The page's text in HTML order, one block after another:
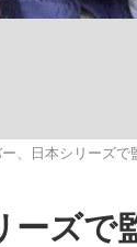
ジャパン選手が証
、日本シリーズ
ーズ